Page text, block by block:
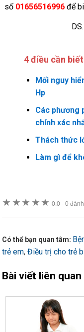
số 01656516996để
4 điều cần
Mối nguy
Hp
Các phương
chính xác
Thách thức
Làm gì để
★ ★ ★ ★ ★ 0.0 -0
Có thể bạn quan tâm:
trẻ em,Điều trị cho trẻ
Bài viết liên quan